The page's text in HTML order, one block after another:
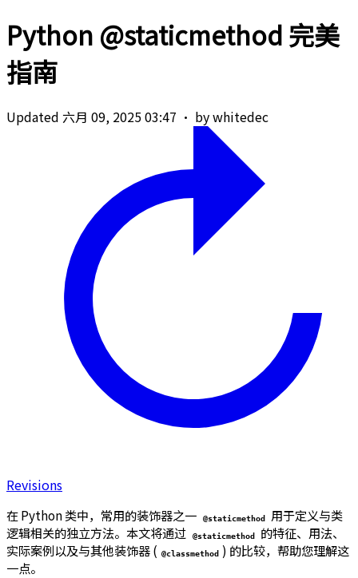
Python @staticmethod 完美
指南
Updated 六月 09, 2025 03:47 · by whitedec
Revisions
在 Python 类中，常用的装饰器之一 @staticmethod
用于定义与类
逻辑相关的独立方法。本文将通过
@staticmethod
的特征、用法、
实际案例以及与其他装饰器 ( @classmethod ) 的比较，帮助您理解这
一点。